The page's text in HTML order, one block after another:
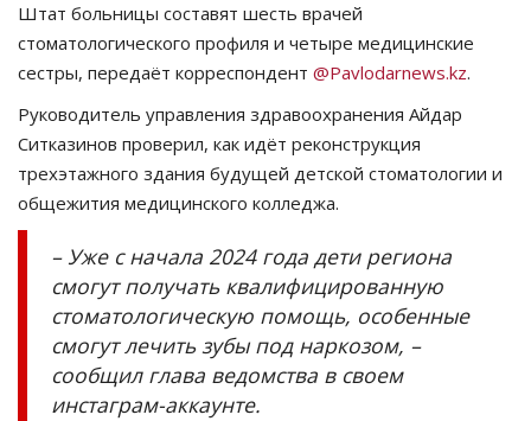
Курултай
Язык
Қазақша Русский
Штат больницы составят шесть врачей
стоматологического профиля и четыре медицинские
сестры, передаёт корреспондент @Pavlodarnews.kz.
Руководитель управления здравоохранения Айдар
Ситказинов проверил, как идёт реконструкция
трехэтажного здания будущей детской стоматологии и
общежития медицинского колледжа.
– Уже с начала 2024 года дети региона
смогут получать квалифицированную
стоматологическую помощь, особенные
смогут лечить зубы под наркозом, –
сообщил глава ведомства в своем
инстаграм-аккаунте.